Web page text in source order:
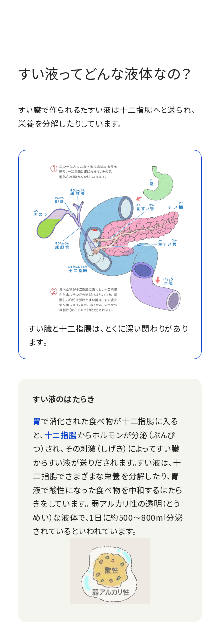
すい液ってどんな液体なの？
すい臓で作られるたすい液は十二指腸へと送られ、
栄養を分解したりしています。
すい臓と十二指腸は、とくに深い関わりがあり
ます。
すい液のはたらき
胃で消化された食べ物が十二指腸に入る
と、十二指腸からホルモンが分泌（ぶんぴ
つ）され、その刺激（しげき）によってすい臓
からすい液が送りだされます。すい液は、十
二指腸でさまざまな栄養を分解したり、胃
液で酸性になった食べ物を中和するはたら
きをしています。 弱アルカリ性の透明（とう
めい）な液体で、1日に約500〜800ml分泌
されているといわれています。